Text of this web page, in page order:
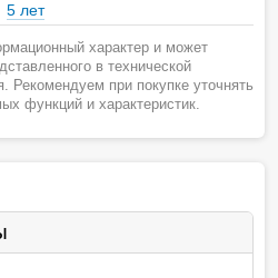
5 лет
характер и может
в технической
Рекомендуем при покупке уточнять
функций и характеристик.